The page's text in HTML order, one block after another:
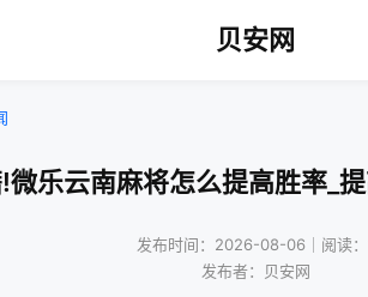
贝安网
微乐云南麻将怎么提高胜率_
发布时间：2026-08-06｜阅读：
发布者：贝安网